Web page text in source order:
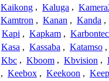
Kaikong , Kaluga ,
Kamtron , Kanan , Kanda ,
Kapi , Kapkam ,
Kasa , Kassaba , Katamso ,
Kbc , Kboom , Kbvision ,
, Keebox , Keekoon ,